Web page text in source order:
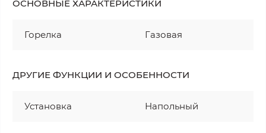
ОСНОВНЫЕ ХАРАКТЕРИСТИКИ
Горелка Газовая
ДРУГИЕ ФУНКЦИИ И ОСОБЕННОСТИ
Установка Напольный